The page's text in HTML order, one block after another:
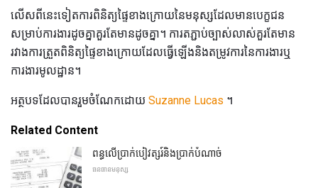
លើសពីនេះទៀតការពិនិត្យផ្ទៃខាងក្រោយនៃមនុស្សដែលមានបេក្ខជន
សម្រាប់ការងារដូចគ្នាគួរតែមានដូចគ្នា។ ការតភ្ជាប់ច្បាស់លាស់គួរតែមាន
រវាងការត្រួតពិនិត្យផ្ទៃខាងក្រោយដែលធ្វើឡើងនិងតម្រូវការនៃការងារឬ
ការងារមូលដ្ឋាន។
អត្ថបទដែលបានរួមចំណែកដោយ Suzanne Lucas ។
Related Content
ពន្ធលើប្រាក់បៀវត្សរ៍និងប្រាក់បំណាច់
ធនធានមនុស្ស